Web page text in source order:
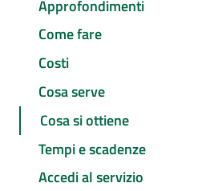
Approfondimenti
Come fare
Costi
Cosa serve
Cosa si ottiene
Tempi e scadenze
Accedi al servizio